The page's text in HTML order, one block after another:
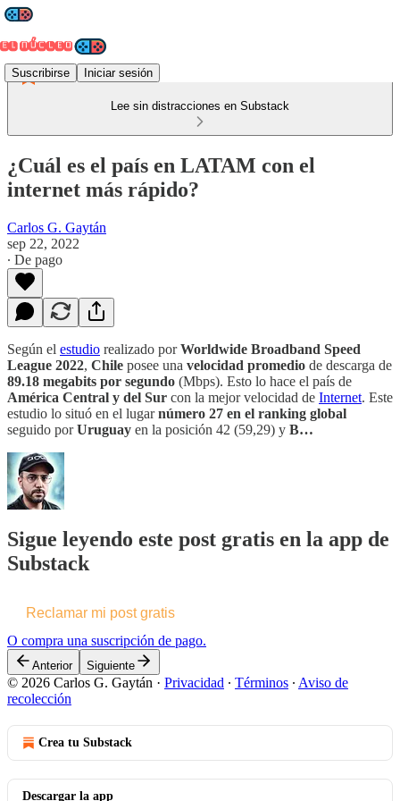
Suscribirse Iniciar sesión
Lee sin distracciones en Substack
¿Cuál es el país en LATAM con el
internet más rápido?
Carlos G. Gaytán
sep 22, 2022
∙ De pago
Según el estudio realizado porWorldwide Broadband Speed
League 2022, Chile posee una velocidad promedio de descarga de
89.18 megabits por segundo (Mbps). Esto lo hace el país de
América Central y del Sur con la mejor velocidad de Internet. Este
estudio lo situó en el lugarnúmero 27 en el ranking global
seguido porUruguay en la posición 42 (59,29) y B…
Sigue leyendo este post gratis en la app de
Substack
Reclamar mi post gratis
O compra una suscripción de pago.
Anterior Siguiente
© 2026 Carlos G. Gaytán · Privacidad ∙ Términos ∙ Aviso de
recolección
Crea tu Substack
Descargar la app